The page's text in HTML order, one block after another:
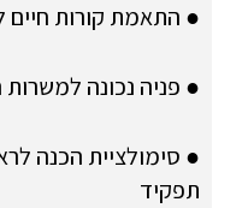
● התאמת קורות
● פניה נכונה למשרות
● סימולציית הכנה
תפקיד